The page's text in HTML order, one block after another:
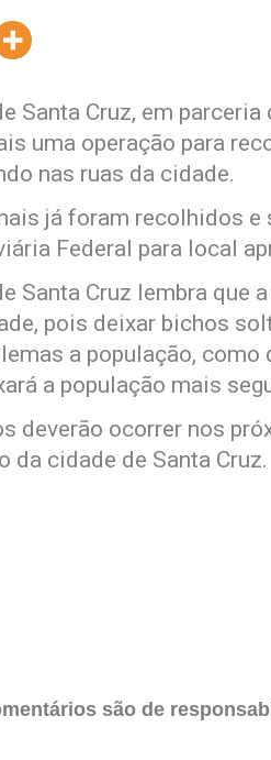
Santa Cruz, em
uma operação para
nas ruas da cidade.
já foram recolhidos
Federal para local
Santa Cruz lembra que
pois deixar bichos
a população,
a população mais
deverão ocorrer nos
da cidade de Santa Cruz.
são de